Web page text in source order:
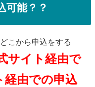
可能？？
こから申込をする
サイト経由で
由での申込